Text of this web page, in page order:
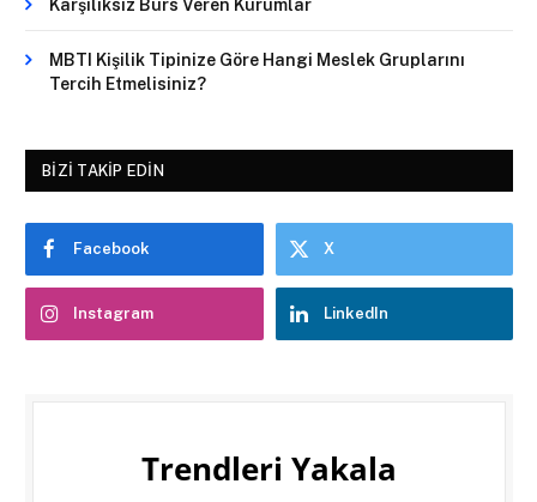
Karşılıksız Burs Veren Kurumlar
MBTI Kişilik Tipinize Göre Hangi Meslek Gruplarını
Tercih Etmelisiniz?
BIZI TAKIP EDIN
Facebook X
Instagram LinkedIn
Trendleri Yakala